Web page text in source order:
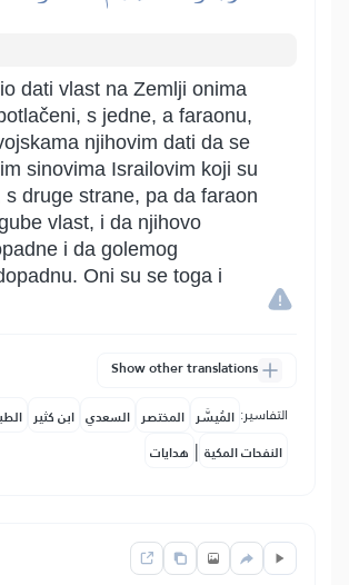
dati vlast na Zemlji onima
s jedne, a faraonu,
njihovim dati da se
sinovima Israilovim koji su
s druge strane, pa da faraon
vlast, i da njihovo
i da golemog
Oni su se toga i
Show other translations
التفاسير: المُيسَّر المختصر السعدي ابن كثير
النفحات المكية | هدايات